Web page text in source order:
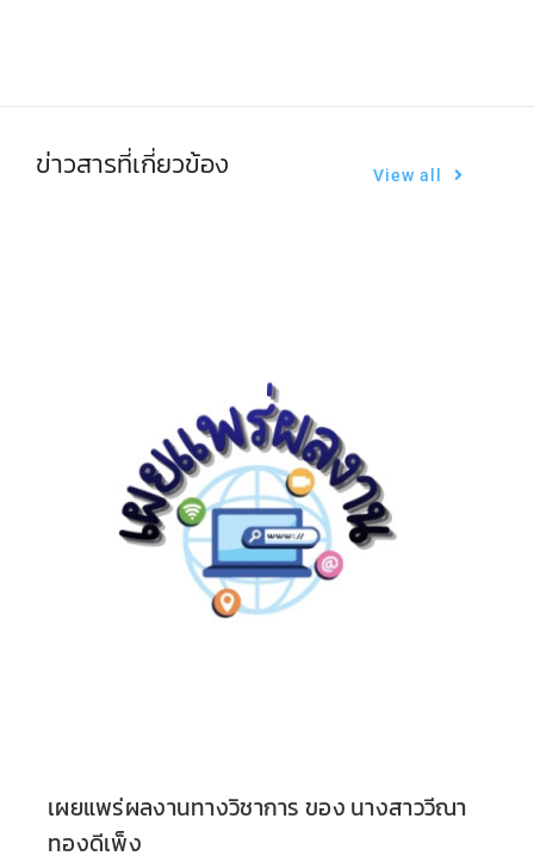
ข่าวสารที่เกี่ยวข้อง View all
เผยแพร่ผลงานทางวิชาการ ของ นางสาววีณา
ทองดีเพ็ง